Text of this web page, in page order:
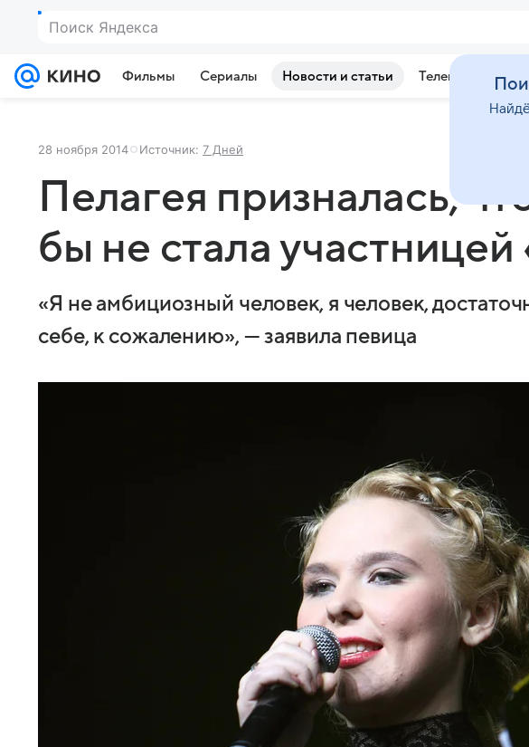
Поиск Яндекса
Фильмы Сериалы Новости и статьи Телепрограмма
28 ноября 2014 Источник: 7 Дней
Пелагея призналась,
бы не стала участницей
«Я не амбициозный человек, я человек,
себе, к сожалению», — заявила певица